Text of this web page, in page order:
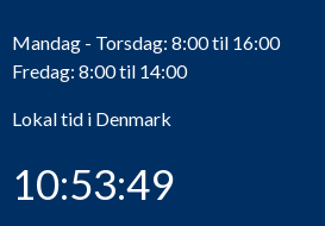
Mandag - Torsdag: 8:00 til 16:00
Fredag: 8:00 til 14:00
Lokal tid i Denmark
10:53:49